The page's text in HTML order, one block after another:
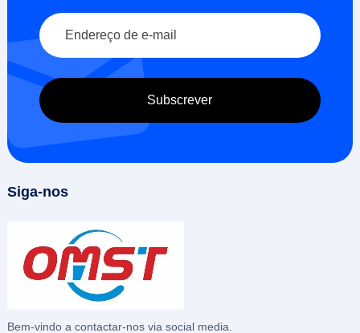
Siga-nos
Bem-vindo a contactar-nos via social media.